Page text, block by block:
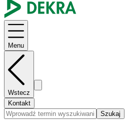
Menu
Wstecz
Kontakt
Szukaj